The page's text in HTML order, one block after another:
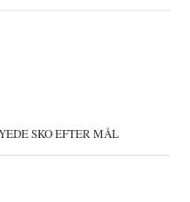
SKO EFTER MÅL